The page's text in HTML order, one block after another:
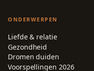
ONDERWERPEN
Liefde & relatie
Gezondheid
Dromen duiden
Voorspellingen 2026